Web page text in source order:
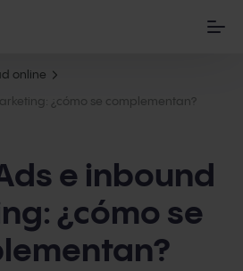
online
¿cómo se complementan?
e inbound
¿cómo se